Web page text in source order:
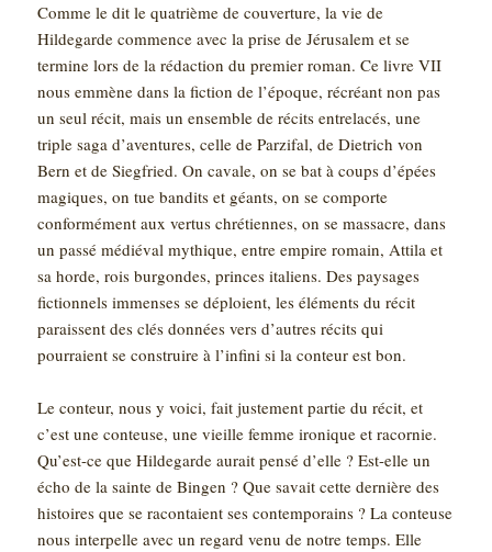
Comme le dit le quatrième de couverture, la vie de
Hildegarde commence avec la prise de Jérusalem et se
termine lors de la rédaction du premier roman. Ce livre VII
nous emmène dans la fiction de l’époque, récréant non pas
un seul récit, mais un ensemble de récits entrelacés, une
triple saga d’aventures, celle de Parzifal, de Dietrich von
Bern et de Siegfried. On cavale, on se bat à coups d’épées
magiques, on tue bandits et géants, on se comporte
conformément aux vertus chrétiennes, on se massacre, dans
un passé médiéval mythique, entre empire romain, Attila et
sa horde, rois burgondes, princes italiens. Des paysages
fictionnels immenses se déploient, les éléments du récit
paraissent des clés données vers d’autres récits qui
pourraient se construire à l’infini si la conteur est bon.
Le conteur, nous y voici, fait justement partie du récit, et
c’est une conteuse, une vieille femme ironique et racornie.
Qu’est-ce que Hildegarde aurait pensé d’elle ? Est-elle un
écho de la sainte de Bingen ? Que savait cette dernière des
histoires que se racontaient ses contemporains ? La conteuse
nous interpelle avec un regard venu de notre temps. Elle